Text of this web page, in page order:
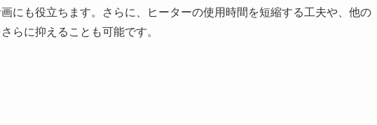
にも役立ちます。さらに、ヒーターの使用時間を短縮する工夫や、他の
らに抑えることも可能です。